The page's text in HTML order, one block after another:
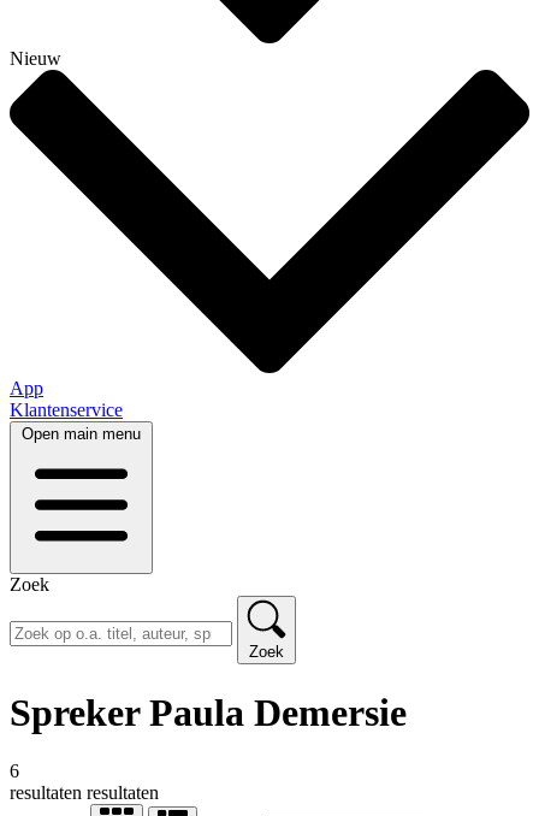
Nieuw
App
Klantenservice
Open main menu
Zoek
Zoek
Spreker Paula Demersie
6
resultaten resultaten